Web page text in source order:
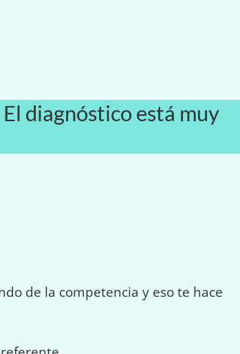
diagnóstico está muy
de la competencia y eso te hace